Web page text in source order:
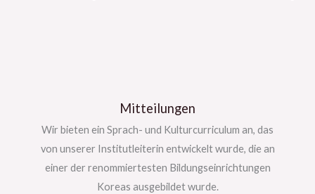
Mitteilungen
Wir bieten ein Sprach- und Kulturcurriculum an, das
von unserer Institutleiterin entwickelt wurde, die an
einer der renommiertesten Bildungseinrichtungen
Koreas ausgebildet wurde.